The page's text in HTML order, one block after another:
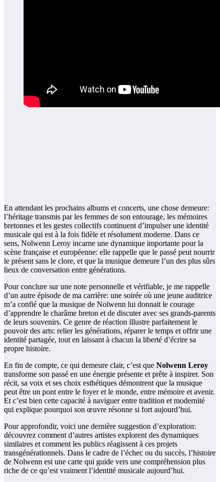
En attendant les prochains albums et concerts, une chose demeure:
l’héritage transmis par les femmes de son entourage, les mémoires
bretonnes et les gestes collectifs continuent d’impulser une identité
musicale qui est à la fois fidèle et résolument moderne. Dans ce
sens, Nolwenn Leroy incarne une dynamique importante pour la
scène française et européenne: elle rappelle que le passé peut nourrir
le présent sans le clore, et que la musique demeure l’un des plus sûrs
lieux de conversation entre générations.
Pour conclure sur une note personnelle et vérifiable, je me rappelle
d’un autre épisode de ma carrière: une soirée où une jeune auditrice
m’a confié que la musique de Nolwenn lui donnait le courage
d’apprendre le charâme breton et de discuter avec ses grands-parents
de leurs souvenirs. Ce genre de réaction illustre parfaitement le
pouvoir des arts: relier les générations, réparer le temps et offrir une
identité partagée, tout en laissant à chacun la liberté d’écrire sa
propre histoire.
En fin de compte, ce qui demeure clair, c’est que Nolwenn Leroy
transforme son passé en une énergie présente et prête à inspirer. Son
récit, sa voix et ses choix esthétiques démontrent que la musique
peut être un pont entre le foyer et le monde, entre mémoire et avenir.
Et c’est bien cette capacité à naviguer entre tradition et modernité
qui explique pourquoi son œuvre résonne si fort aujourd’hui.
Pour approfondir, voici une dernière suggestion d’exploration:
découvrez comment d’autres artistes explorent des dynamiques
similaires et comment les publics réagissent à ces projets
transgénérationnels. Dans le cadre de l’échec ou du succès, l’histoire
de Nolwenn est une carte qui guide vers une compréhension plus
riche de ce qu’est vraiment l’identité musicale aujourd’hui.